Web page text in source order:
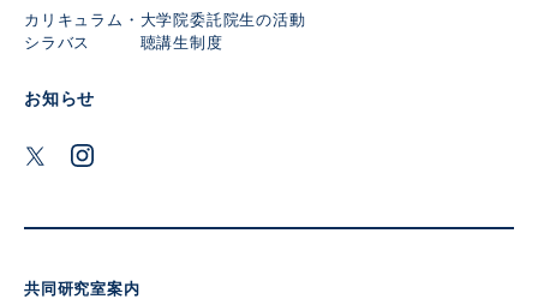
カリキュラム・
シラバス
大学院委託
聴講生制度
院生の活動
お知らせ
共同研究室案内